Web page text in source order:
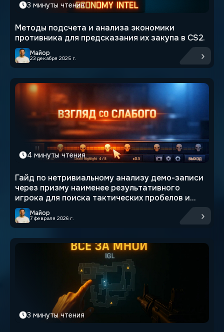
3 минуты чтения
Майор
23 декабря 2025 г.
Методы подсчета и анализа экономики
противника для предсказания их закупа в CS2.
4 минуты чтения
Майор
7 февраля 2026 г.
Гайд по нетривиальному анализу демо-записи
через призму наименее результативного
игрока для поиска тактических пробелов и
возможностей в CS2.
3 минуты чтения